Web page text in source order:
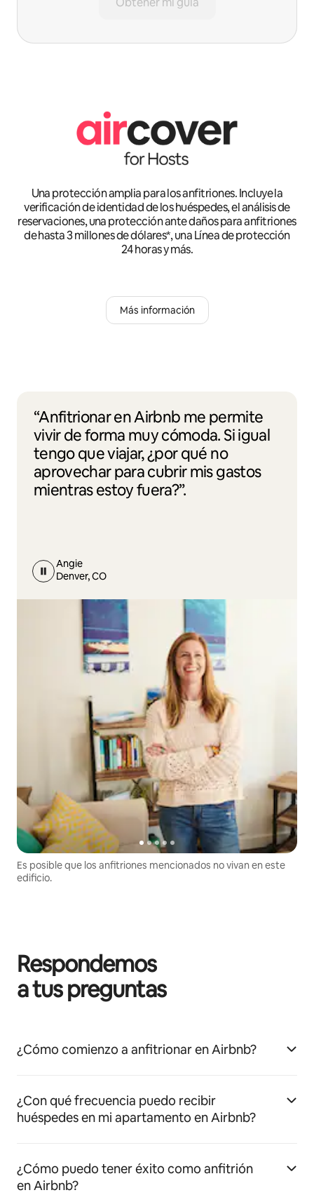
Una protección amplia para los anfitriones. Incluye la
verificación de identidad de los huéspedes, el análisis de
reservaciones, una protección ante daños para anfitriones
de hasta 3 millones de dólares*, una Línea de protección
24 horas y más.
Más información
“Anfitrionar en Airbnb me permite
vivir de forma muy cómoda. Si igual
tengo que viajar, ¿por qué no
aprovechar para cubrir mis gastos
mientras estoy fuera?”.
Angie
Denver, CO
Es posible que los anfitriones mencionados no vivan en este
edificio.
Respondemos
a tus preguntas
¿Cómo comienzo a anfitrionar en Airbnb?
¿Con qué frecuencia puedo recibir
huéspedes en mi apartamento en Airbnb?
¿Cómo puedo tener éxito como anfitrión
en Airbnb?